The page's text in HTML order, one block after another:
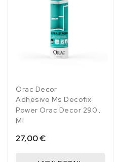
Orac Decor
Adhesivo Ms Decofix
Power Orac Decor 290
Ml
27,00 €